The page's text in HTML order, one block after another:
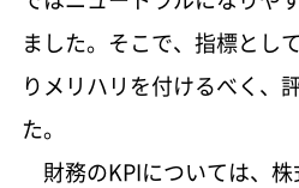
ました。そこで、指標とし
りメリハリを付けるべく、
た。
財務のKPIについては、